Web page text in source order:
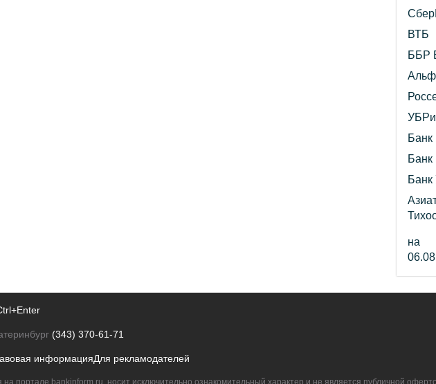
ВТБ
ББР
Банк
Банк
на
(343) 370-61-71
информацияДля рекламодателей
портале bankinform.ru, носит исключительно ознакомительный характер и не является публичной